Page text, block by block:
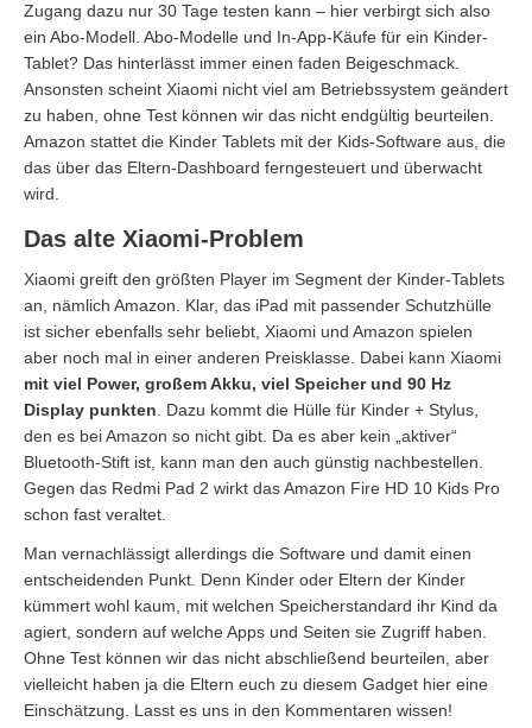
Zugang dazu nur 30 Tage testen kann – hier verbirgt sich also
ein Abo-Modell. Abo-Modelle und In-App-Käufe für ein Kinder-
Tablet? Das hinterlässt immer einen faden Beigeschmack.
Ansonsten scheint Xiaomi nicht viel am Betriebssystem geändert
zu haben, ohne Test können wir das nicht endgültig beurteilen.
Amazon stattet die Kinder Tablets mit der Kids-Software aus, die
das über das Eltern-Dashboard ferngesteuert und überwacht
wird.
Das alte Xiaomi-Problem
Xiaomi greift den größten Player im Segment der Kinder-Tablets
an, nämlich Amazon. Klar, das iPad mit passender Schutzhülle
ist sicher ebenfalls sehr beliebt, Xiaomi und Amazon spielen
aber noch mal in einer anderen Preisklasse. Dabei kann Xiaomi
mit viel Power, großem Akku, viel Speicher und 90 Hz
Display punkten. Dazu kommt die Hülle für Kinder + Stylus,
den es bei Amazon so nicht gibt. Da es aber kein „aktiver“
Bluetooth-Stift ist, kann man den auch günstig nachbestellen.
Gegen das Redmi Pad 2 wirkt das Amazon Fire HD 10 Kids Pro
schon fast veraltet.
Man vernachlässigt allerdings die Software und damit einen
entscheidenden Punkt. Denn Kinder oder Eltern der Kinder
kümmert wohl kaum, mit welchen Speicherstandard ihr Kind da
agiert, sondern auf welche Apps und Seiten sie Zugriff haben.
Ohne Test können wir das nicht abschließend beurteilen, aber
vielleicht haben ja die Eltern euch zu diesem Gadget hier eine
Einschätzung. Lasst es uns in den Kommentaren wissen!